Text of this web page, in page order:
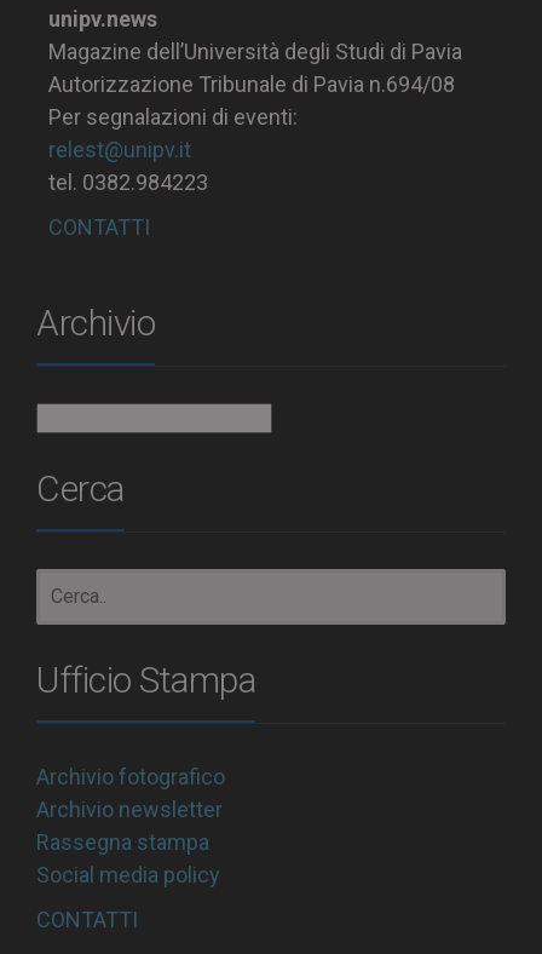
unipv.news
Magazine dell’Università degli Studi di Pavia
Autorizzazione Tribunale di Pavia n.694/08
Per segnalazioni di eventi:
relest@unipv.it
tel. 0382.984223
CONTATTI
Archivio
Cerca
Ufficio Stampa
Archivio fotografico
Archivio newsletter
Rassegna stampa
Social media policy
CONTATTI